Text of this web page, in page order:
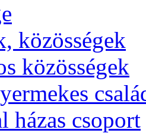
közösségek
közösségek
házas csoport